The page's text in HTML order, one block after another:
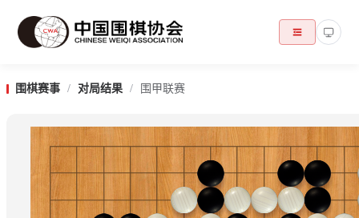
围棋赛事 / 对局结果 / 围甲联赛